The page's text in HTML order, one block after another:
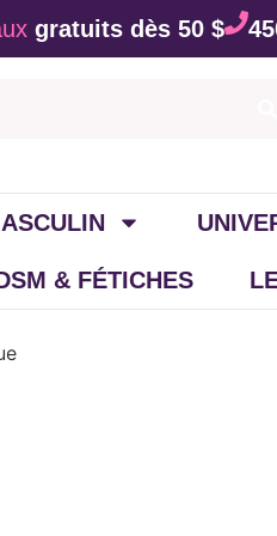
gratuits dès 50 $
& FÉTICHES